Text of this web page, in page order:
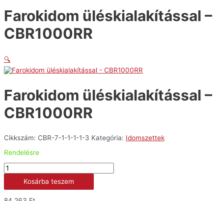
Farokidom üléskialakítással –
CBR1000RR
🔍
Farokidom üléskialakítással –
CBR1000RR
Cikkszám: CBR-7-1-1-1-1-3 Kategória: Idomszettek
Rendelésre
Farokidom
üléskialakítással
CBR1000RR
mennyiség
Kosárba teszem